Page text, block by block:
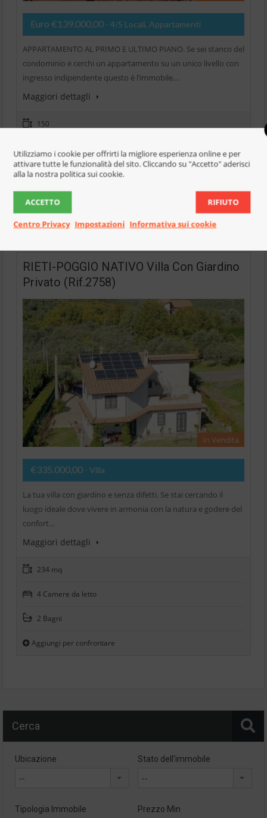
Euro €139.000,00 - 4/5 Locali, Appartamenti
APPARTAMENTO AL PRIMO E ULTIMO PIANO. Se sei stanco del
condominio e cerchi un appartamento su un unico livello con
ingresso indipendente questo è l’immobile…
Maggiori dettagli
150
3 Camere da letto
1 Bagno
3 Garage
Aggiungi per confrontare
RIETI-POGGIO NATIVO Villa Con Giardino
Privato (Rif.2758)
In Vendita
€335.000,00 - Villa
La tua villa con giardino e senza difetti. Se stai cercando il
luogo ideale dove vivere in armonia con la natura e godere del
confort…
Maggiori dettagli
234 mq
4 Camere da letto
2 Bagni
Aggiungi per confrontare
Cerca
Ubicazione
--
Stato dell'immobile
--
Tipologia Immobile Prezzo Min
Utilizziamo i cookie per offrirti la migliore esperienza online e per
attivare tutte le funzionalità del sito. Cliccando su "Accetto" aderisci
alla la nostra politica sui cookie.
ACCETTO RIFIUTO
Centro Privacy Impostazioni Informativa sui cookie